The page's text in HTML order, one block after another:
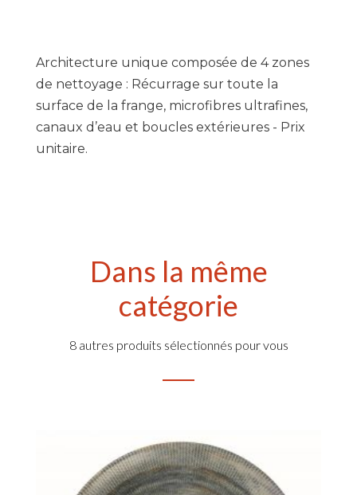
Architecture unique composée de 4 zones
de nettoyage : Récurrage sur toute la
surface de la frange, microfibres ultrafines,
canaux d’eau et boucles extérieures - Prix
unitaire.
Dans la même
catégorie
8 autres produits sélectionnés pour vous